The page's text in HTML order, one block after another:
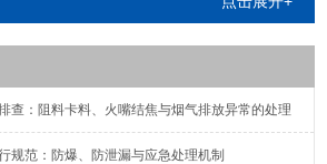
查：阻料卡料、火嘴结焦与烟气排放异常的处理
规范：防爆、防泄漏与应急处理机制